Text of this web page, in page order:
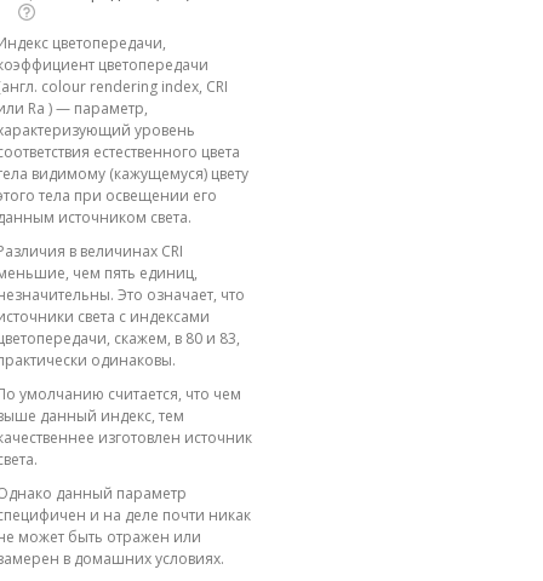
цветопередачи,
цветопередачи
colour rendering index, CRI
Ra ) — параметр,
уровень
естественного цвета
видимому (кажущемуся) цвету
тела при освещении его
источником света.
в величинах CRI
чем пять единиц,
Это означает, что
света с индексами
скажем, в 80 и 83,
одинаковы.
умолчанию считается, что чем
данный индекс, тем
изготовлен источник
данный параметр
и на деле почти никак
может быть отражен или
в домашних условиях.